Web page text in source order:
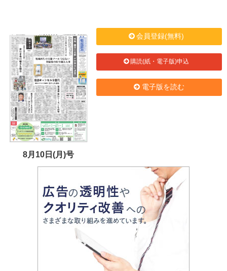
8月10日(月)号
会員登録(無料)
購読(紙・電子版)申込
電子版を読む